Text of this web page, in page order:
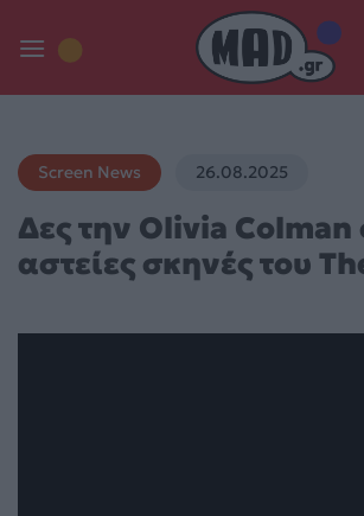
Screen News 26.08.2025
Δες την Olivia Colman
αστείες σκηνές του